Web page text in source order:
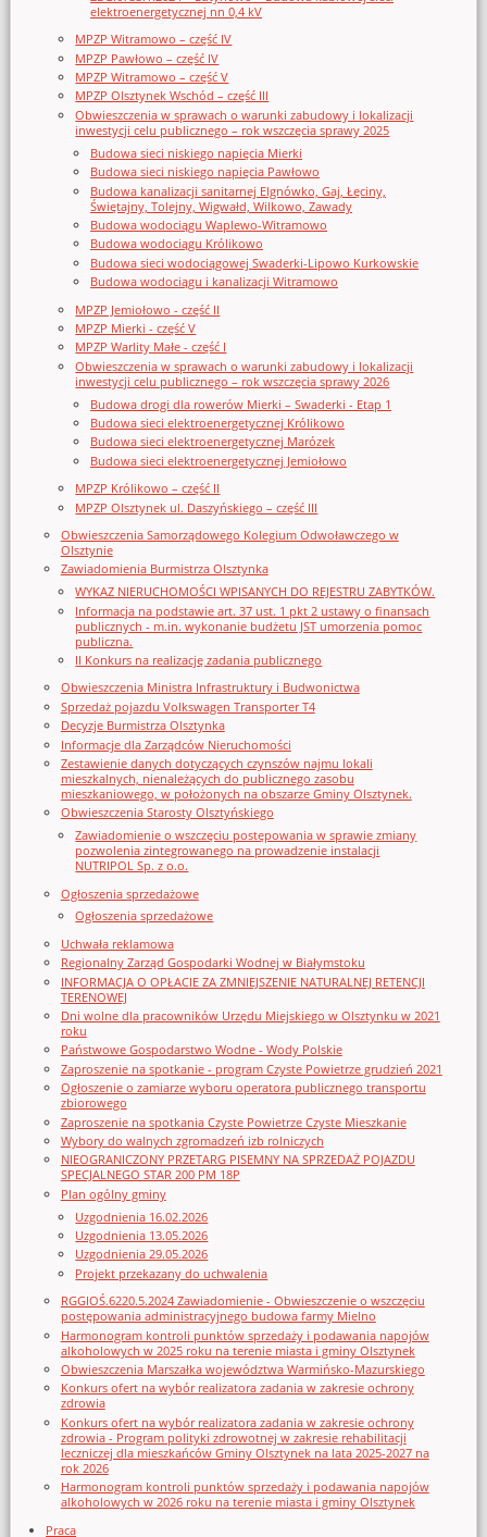
elektroenergetycznej nn 0,4 kV
MPZP Witramowo – część IV
MPZP Pawłowo – część IV
MPZP Witramowo – część V
MPZP Olsztynek Wschód – część III
Obwieszczenia w sprawach o warunki zabudowy i lokalizacji
inwestycji celu publicznego – rok wszczęcia sprawy 2025
Budowa sieci niskiego napięcia Mierki
Budowa sieci niskiego napięcia Pawłowo
Budowa kanalizacji sanitarnej Elgnówko, Gaj, Łęciny,
Świętajny, Tolejny, Wigwałd, Wilkowo, Zawady
Budowa wodociągu Waplewo-Witramowo
Budowa wodociągu Królikowo
Budowa sieci wodociągowej Swaderki-Lipowo Kurkowskie
Budowa wodociągu i kanalizacji Witramowo
MPZP Jemiołowo - część II
MPZP Mierki - część V
MPZP Warlity Małe - część I
Obwieszczenia w sprawach o warunki zabudowy i lokalizacji
inwestycji celu publicznego – rok wszczęcia sprawy 2026
Budowa drogi dla rowerów Mierki – Swaderki - Etap 1
Budowa sieci elektroenergetycznej Królikowo
Budowa sieci elektroenergetycznej Marózek
Budowa sieci elektroenergetycznej Jemiołowo
MPZP Królikowo – część II
MPZP Olsztynek ul. Daszyńskiego – część III
Obwieszczenia Samorządowego Kolegium Odwoławczego w
Olsztynie
Zawiadomienia Burmistrza Olsztynka
WYKAZ NIERUCHOMOŚCI WPISANYCH DO REJESTRU ZABYTKÓW.
Informacja na podstawie art. 37 ust. 1 pkt 2 ustawy o finansach
publicznych - m.in. wykonanie budżetu JST umorzenia pomoc
publiczna.
II Konkurs na realizację zadania publicznego
Obwieszczenia Ministra Infrastruktury i Budwonictwa
Sprzedaż pojazdu Volkswagen Transporter T4
Decyzje Burmistrza Olsztynka
Informacje dla Zarządców Nieruchomości
Zestawienie danych dotyczących czynszów najmu lokali
mieszkalnych, nienależących do publicznego zasobu
mieszkaniowego, w położonych na obszarze Gminy Olsztynek.
Obwieszczenia Starosty Olsztyńskiego
Zawiadomienie o wszczęciu postępowania w sprawie zmiany
pozwolenia zintegrowanego na prowadzenie instalacji
NUTRIPOL Sp. z o.o.
Ogłoszenia sprzedażowe
Ogłoszenia sprzedażowe
Uchwała reklamowa
Regionalny Zarząd Gospodarki Wodnej w Białymstoku
INFORMACJA O OPŁACIE ZA ZMNIEJSZENIE NATURALNEJ RETENCJI
TERENOWEJ
Dni wolne dla pracowników Urzędu Miejskiego w Olsztynku w 2021
roku
Państwowe Gospodarstwo Wodne - Wody Polskie
Zaproszenie na spotkanie - program Czyste Powietrze grudzień 2021
Ogłoszenie o zamiarze wyboru operatora publicznego transportu
zbiorowego
Zaproszenie na spotkania Czyste Powietrze Czyste Mieszkanie
Wybory do walnych zgromadzeń izb rolniczych
NIEOGRANICZONY PRZETARG PISEMNY NA SPRZEDAŻ POJAZDU
SPECJALNEGO STAR 200 PM 18P
Plan ogólny gminy
Uzgodnienia 16.02.2026
Uzgodnienia 13.05.2026
Uzgodnienia 29.05.2026
Projekt przekazany do uchwalenia
RGGIOŚ.6220.5.2024 Zawiadomienie - Obwieszczenie o wszczęciu
postępowania administracyjnego budowa farmy Mielno
Harmonogram kontroli punktów sprzedaży i podawania napojów
alkoholowych w 2025 roku na terenie miasta i gminy Olsztynek
Obwieszczenia Marszałka województwa Warmińsko-Mazurskiego
Konkurs ofert na wybór realizatora zadania w zakresie ochrony
zdrowia
Konkurs ofert na wybór realizatora zadania w zakresie ochrony
zdrowia - Program polityki zdrowotnej w zakresie rehabilitacji
leczniczej dla mieszkańców Gminy Olsztynek na lata 2025-2027 na
rok 2026
Harmonogram kontroli punktów sprzedaży i podawania napojów
alkoholowych w 2026 roku na terenie miasta i gminy Olsztynek
Praca